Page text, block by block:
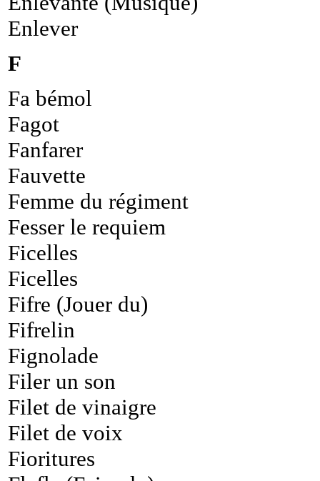
Enlever
F
Fa bémol
Fagot
Fanfarer
Fauvette
Femme du régiment
Fesser le requiem
Ficelles
Ficelles
Fifre (Jouer du)
Fifrelin
Fignolade
Filer un son
Filet de vinaigre
Filet de voix
Fioritures